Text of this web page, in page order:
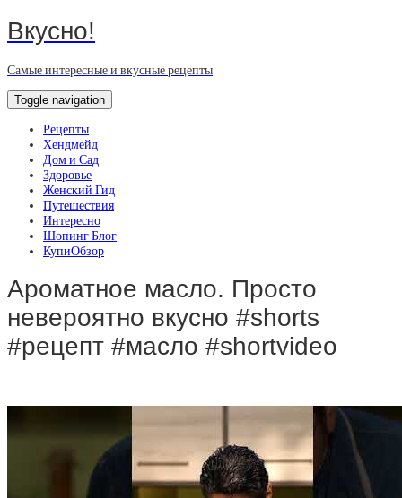
Вкусно!
Самые интересные и вкусные рецепты
Toggle navigation
Рецепты
Хендмейд
Дом и Сад
Здоровье
Женский Гид
Путешествия
Интересно
Шопинг Блог
КупиОбзор
Ароматное масло. Просто
невероятно вкусно #shorts
#рецепт #масло #shortvideo